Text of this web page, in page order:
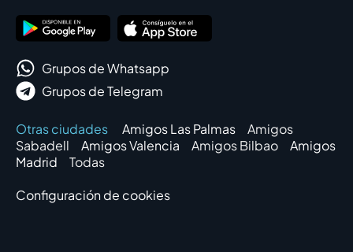
Grupos de Whatsapp
Grupos de Telegram
Otras ciudades Amigos Las Palmas
Amigos
Sabadell
Amigos Valencia Amigos Bilbao
Amigos
Madrid
Todas
Configuración de cookies